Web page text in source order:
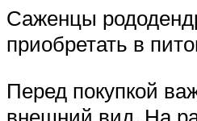
Саженцы
приобретать в
Перед покупкой